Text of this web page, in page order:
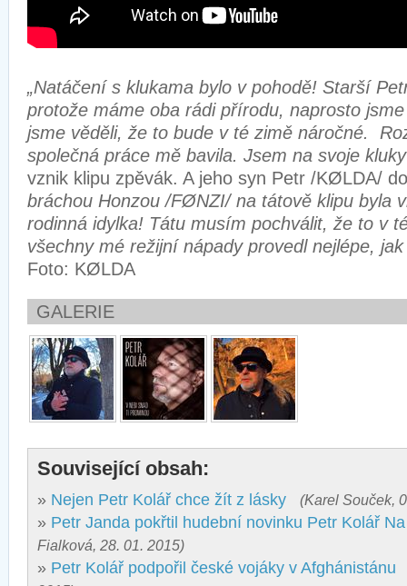
„Natáčení s klukama bylo v pohodě! Starší
protože máme oba rádi přírodu, naprosto
jsme věděli, že to bude v té zimě náročné.
společná práce mě bavila. Jsem na svoje
vznik klipu zpěvák. A jeho syn Petr /KØLDA/
bráchou Honzou /FØNZI/ na tátově klipu byla
rodinná idylka! Tátu musím pochválit, že to v
všechny mé režijní nápady provedl nejlépe,
Foto: KØLDA
GALERIE
Související obsah:
» Nejen Petr Kolář chce žít z lásky (Karel Souček,
» Petr Janda pokřtil hudební novinku Petr Kolář
Fialková, 28. 01. 2015)
» Petr Kolář podpořil české vojáky v Afghánistánu